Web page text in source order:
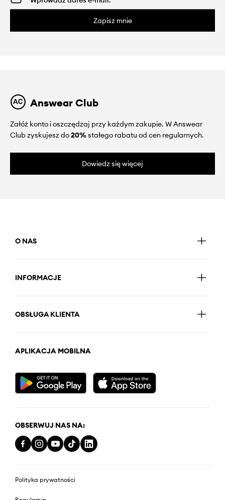
Zapisz mnie
Answear Club
Załóż konto i oszczędzaj przy każdym zakupie. W Answear
Club zyskujesz do20%stałego rabatu od cen regularnych.
Dowiedz się więcej
O NAS
INFORMACJE
OBSŁUGA KLIENTA
APLIKACJA MOBILNA
OBSERWUJ NAS NA:
Polityka prywatności